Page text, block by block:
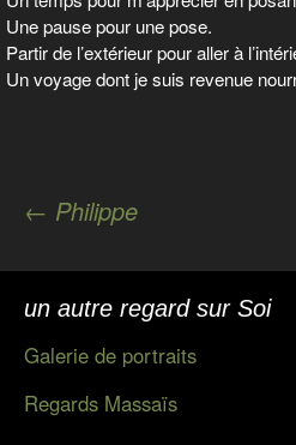
Une pause pour une pose.
Partir de l’extérieur pour aller à
Un voyage dont je suis revenue
Navigation
des
articles
← Philippe
un autre regard sur Soi
Galerie de portraits
Regards Massaïs